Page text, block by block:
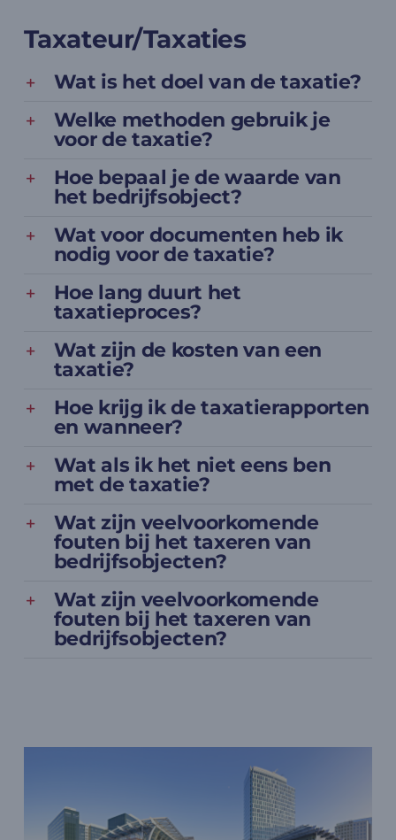
Taxateur/Taxaties
Wat is het doel van de taxatie?
Welke methoden gebruik je
voor de taxatie?
Hoe bepaal je de waarde van
het bedrijfsobject?
Wat voor documenten heb ik
nodig voor de taxatie?
Hoe lang duurt het
taxatieproces?
Wat zijn de kosten van een
taxatie?
Hoe krijg ik de taxatierapporten
en wanneer?
Wat als ik het niet eens ben
met de taxatie?
Wat zijn veelvoorkomende
fouten bij het taxeren van
bedrijfsobjecten?
Wat zijn veelvoorkomende
fouten bij het taxeren van
bedrijfsobjecten?